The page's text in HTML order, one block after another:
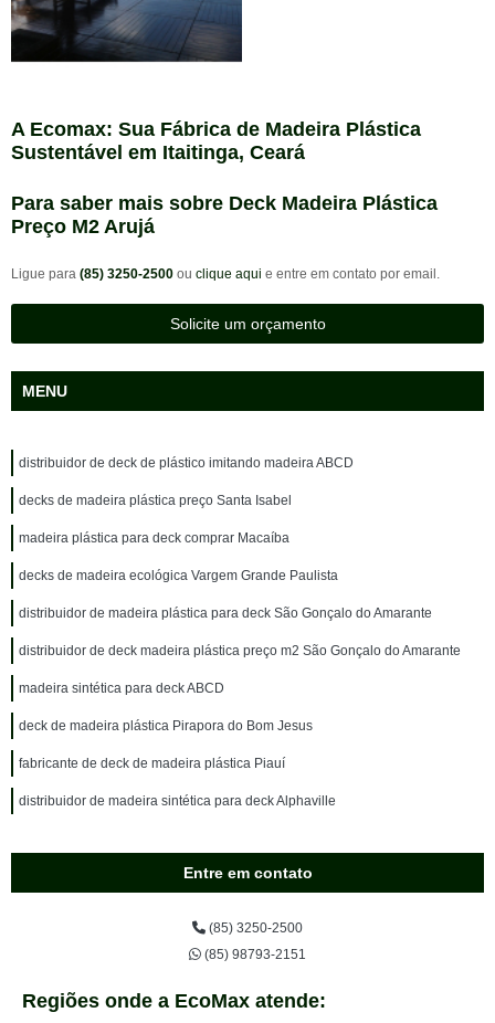
A Ecomax: Sua Fábrica de Madeira Plástica
Sustentável em Itaitinga, Ceará
Para saber mais sobre Deck Madeira Plástica
Preço M2 Arujá
Ligue para (85) 3250-2500 ou clique aqui e entre em contato por email.
Solicite um orçamento
MENU
distribuidor de deck de plástico imitando madeira ABCD
decks de madeira plástica preço Santa Isabel
madeira plástica para deck comprar Macaíba
decks de madeira ecológica Vargem Grande Paulista
distribuidor de madeira plástica para deck São Gonçalo do Amarante
distribuidor de deck madeira plástica preço m2 São Gonçalo do Amarante
madeira sintética para deck ABCD
deck de madeira plástica Pirapora do Bom Jesus
fabricante de deck de madeira plástica Piauí
distribuidor de madeira sintética para deck Alphaville
Entre em contato
(85) 3250-2500
(85) 98793-2151
Regiões onde a EcoMax atende: